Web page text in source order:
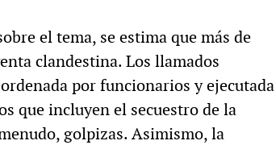
el tema, se estima que más de
clandestina. Los llamados
por funcionarios y ejecutada
que incluyen el secuestro de la
golpizas. Asimismo, la